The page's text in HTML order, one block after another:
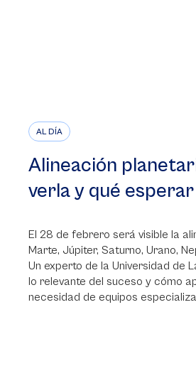
AL DÍA
Alineación
verla y qué esperar
El 28 de febrero será visible la
Marte, Júpiter, Saturno, Urano,
Un experto de la Universidad de
lo relevante del suceso y cómo
necesidad de equipos